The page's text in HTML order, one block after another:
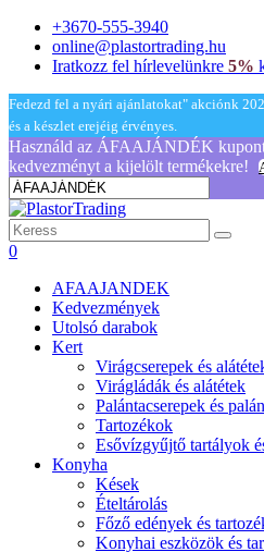
+3670-555-3940
online@plastortrading.hu
Iratkozz fel hírlevelünkre 5%
Fedezd fel a nyári ajánlatokat" akciónk
és a készlet erejéig érvényes.
Használd az ÁFAAJÁNDÉK
kedvezményt a kijelölt termékekre!
0
AFAAJANDEK
Kedvezmények
Utolsó darabok
Kert
Virágcserepek és
Virágládák és alátétek
Palántacserepek és
Tartozékok
Esővízgyűjtő tartályok
Konyha
Kések
Ételtárolás
Főző edények és
Konyhai eszközök és